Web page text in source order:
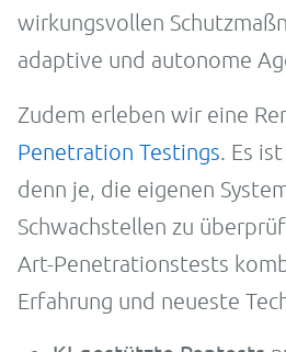
wirkungsvollen
adaptive und autonome
Zudem erleben wir eine
Penetration Testings. Es
denn je, die eigenen
Schwachstellen zu
Art-Penetrationstests
Erfahrung und neueste